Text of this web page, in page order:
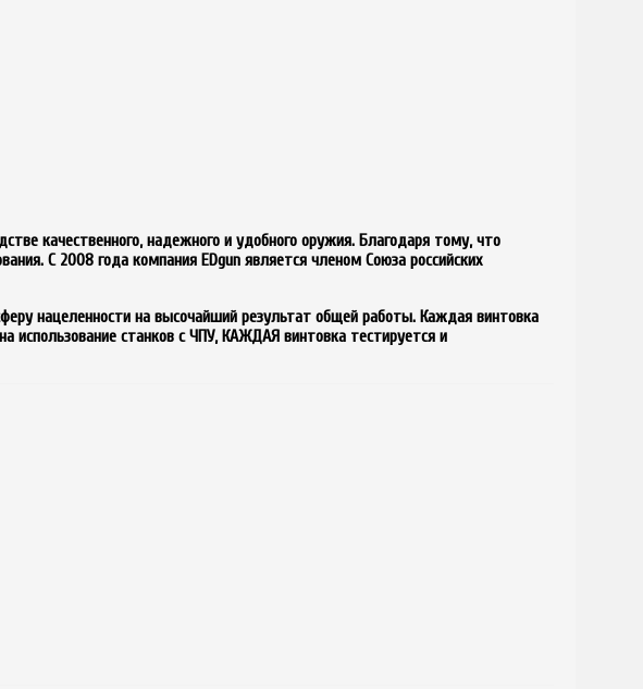
качественного, надежного и удобного оружия. Благодаря тому, что
С 2008 года компания EDgun является членом Союза российских
нацеленности на высочайший результат общей работы. Каждая винтовка
использование станков с ЧПУ, КАЖДАЯ винтовка тестируется и